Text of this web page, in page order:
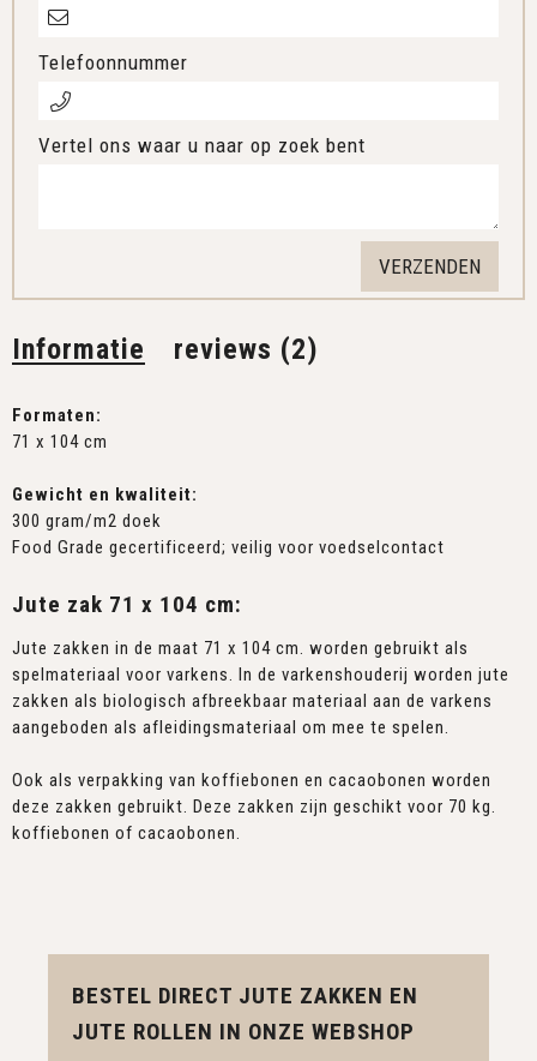
Informatie reviews (2)
Formaten:
71 x 104 cm
Gewicht en kwaliteit:
300 gram/m2 doek
Food Grade gecertificeerd; veilig voor voedselcontact
Jute zak 71 x 104 cm:
Jute zakken in de maat 71 x 104 cm. worden gebruikt als
spelmateriaal voor varkens. In de varkenshouderij worden jute
zakken als biologisch afbreekbaar materiaal aan de varkens
aangeboden als afleidingsmateriaal om mee te spelen.
Ook als verpakking van koffiebonen en cacaobonen worden
deze zakken gebruikt. Deze zakken zijn geschikt voor 70 kg.
koffiebonen of cacaobonen.
Telefoonnummer
Vertel ons waar u naar op zoek bent
BESTEL DIRECT JUTE ZAKKEN EN
JUTE ROLLEN IN ONZE WEBSHOP